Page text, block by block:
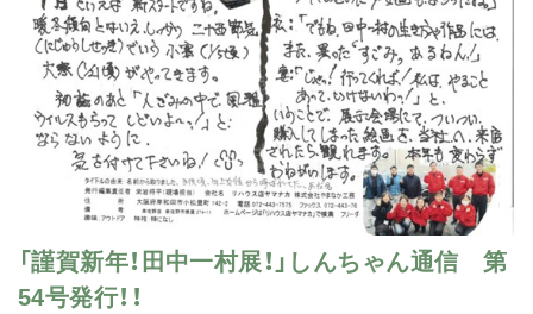
「謹賀新年！田中一村展！」しんちゃん通信 第
54号発行！！